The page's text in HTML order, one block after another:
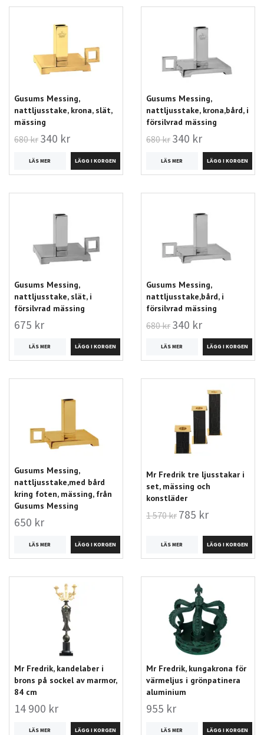
Gusums Messing,
nattljusstake, krona, slät,
mässing
680 kr 340 kr
LÄS MER
Gusums Messing,
nattljusstake, krona,bård, i
försilvrad mässing
680 kr 340 kr
LÄS MER
Gusums Messing,
nattljusstake, slät, i
försilvrad mässing
675 kr
LÄS MER
Gusums Messing,
nattljusstake,bård, i
försilvrad mässing
680 kr 340 kr
LÄS MER
Gusums Messing,
nattljusstake,med bård
kring foten, mässing, från
Gusums Messing
650 kr
LÄS MER
Mr Fredrik tre ljusstakar i
set, mässing och
konstläder
1 570 kr 785 kr
LÄS MER
Mr Fredrik, kandelaber i
brons på sockel av marmor,
84 cm
14 900 kr
LÄS MER
Mr Fredrik, kungakrona för
värmeljus i grönpatinera
aluminium
955 kr
LÄS MER